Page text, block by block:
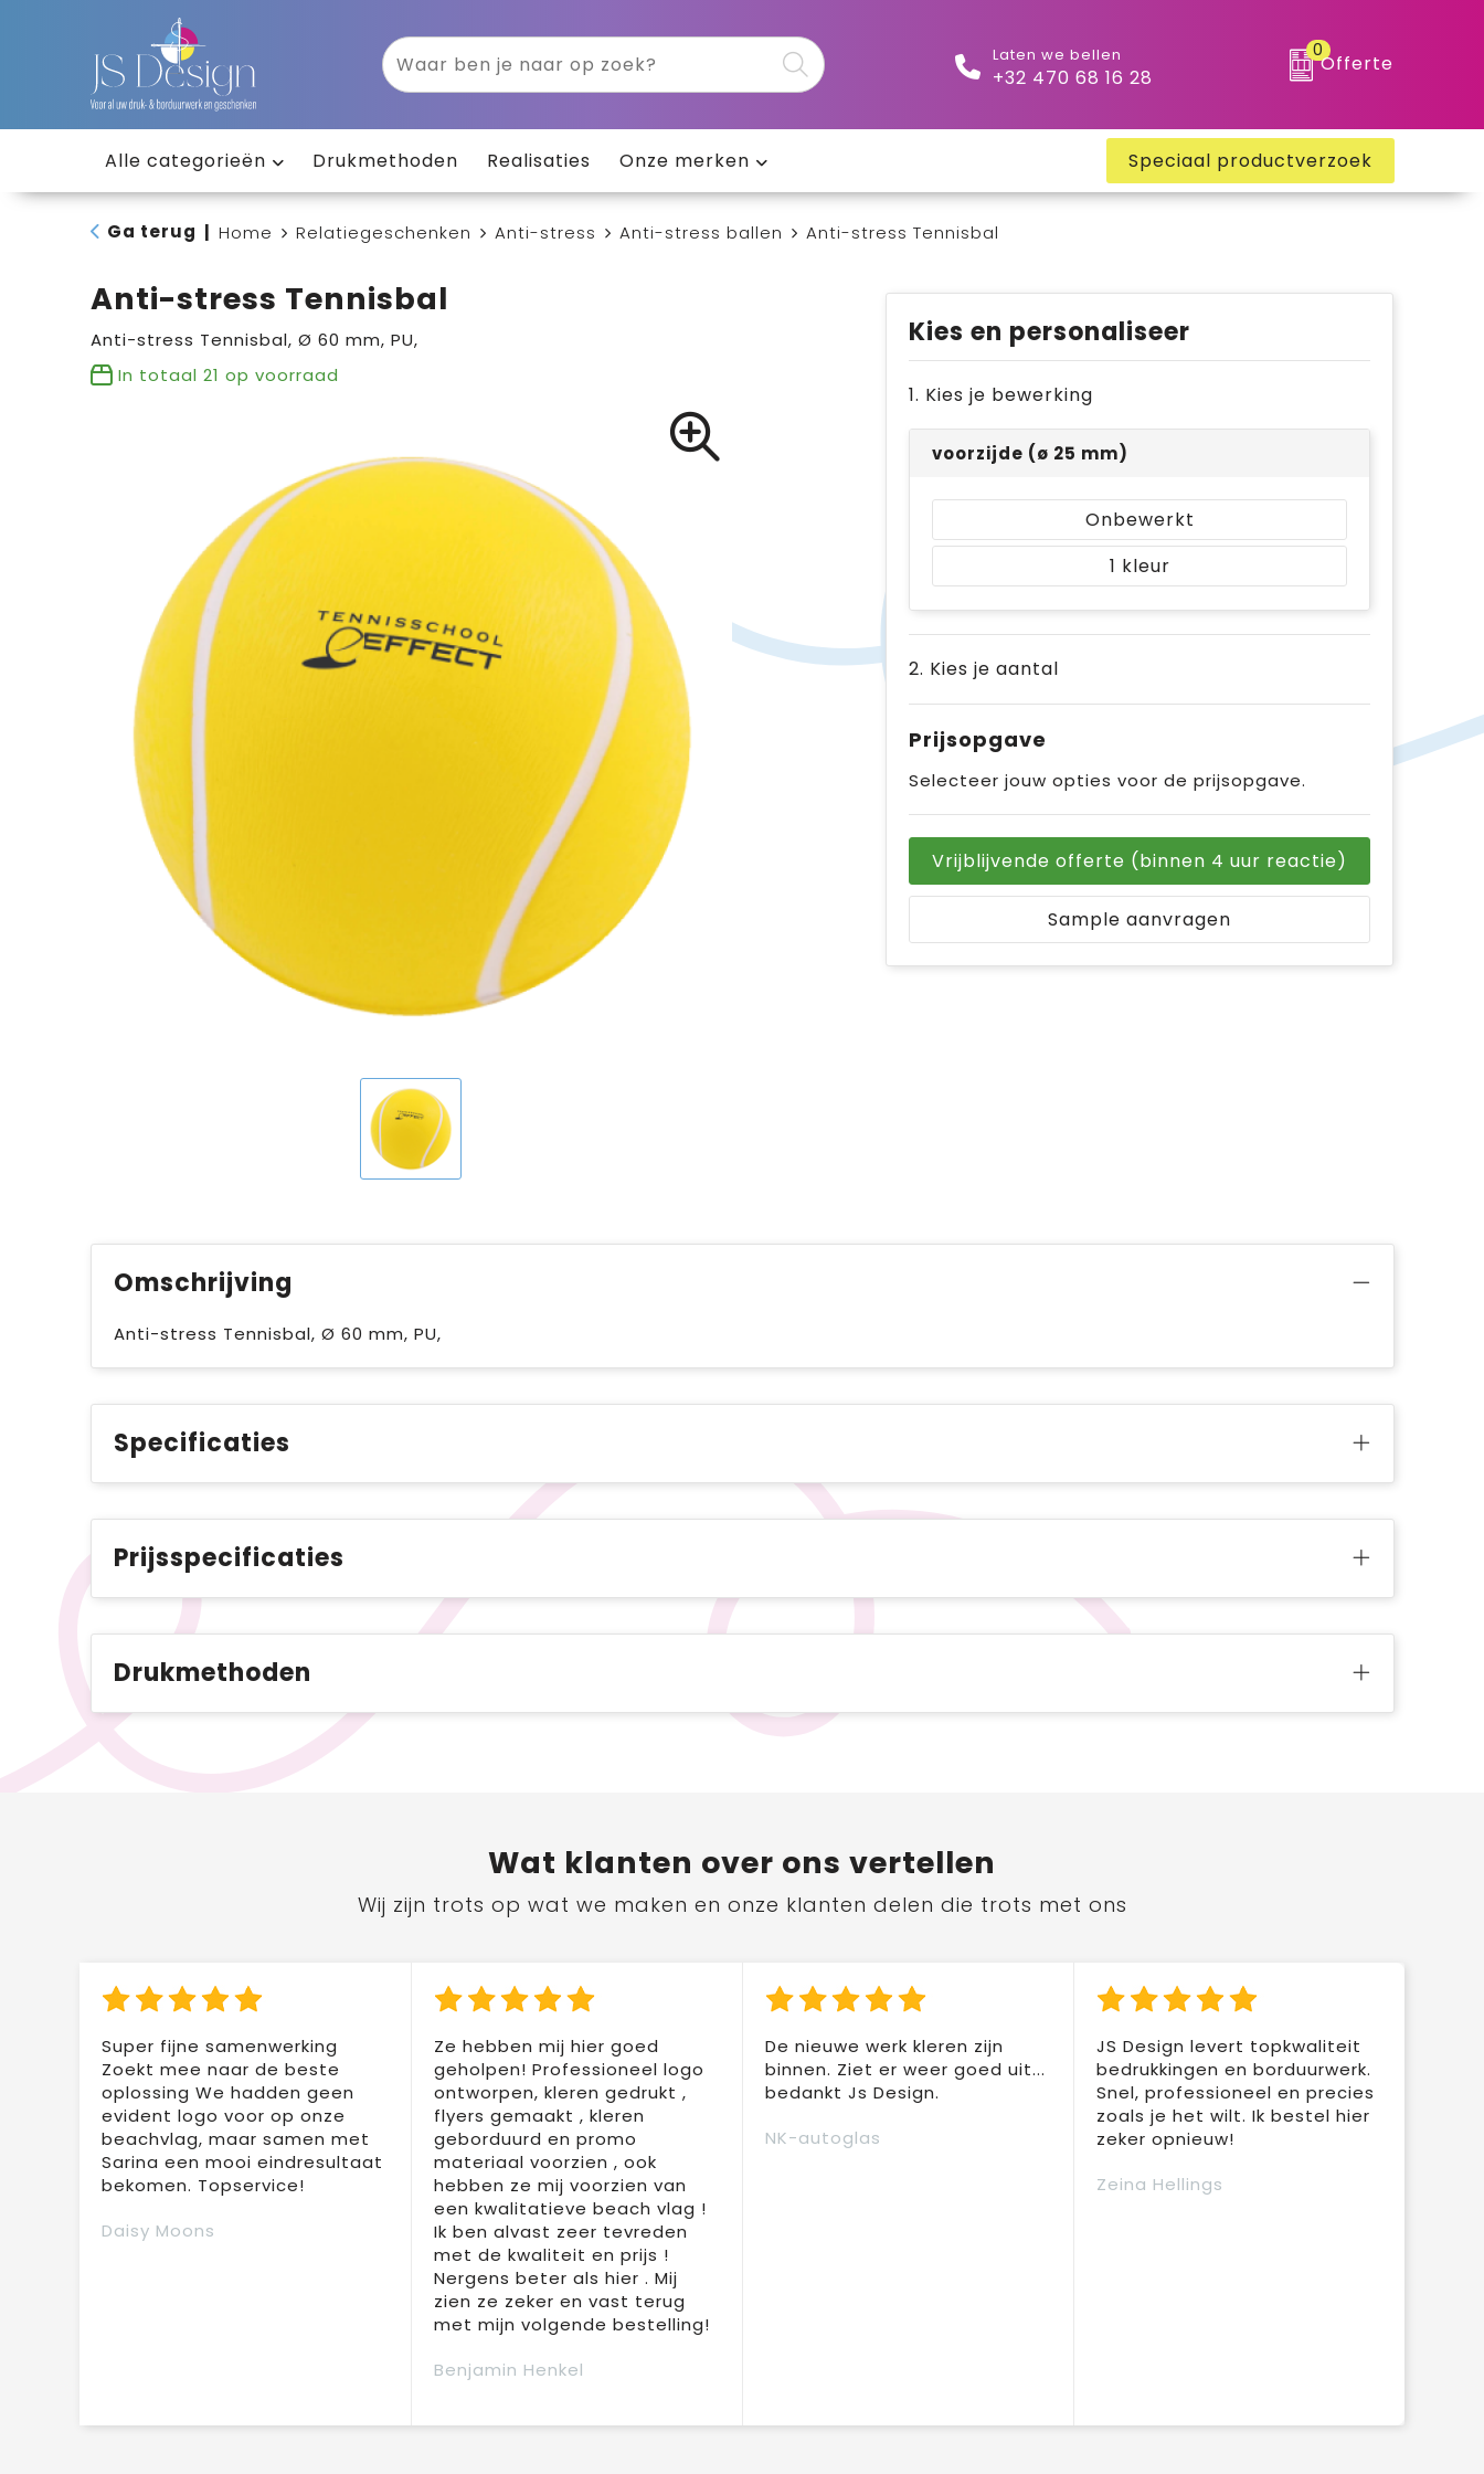
Laten we bellen
+32 470 68 16 28
0
Offerte
Alle categorieën Drukmethoden Realisaties Onze merken Speciaal productverzoek
Ga terug Home Relatiegeschenken Anti-stress Anti-stress ballen Anti-stress Tennisbal
Anti-stress Tennisbal
Anti-stress Tennisbal, Ø 60 mm, PU,
In totaal 21 op voorraad
Kies en personaliseer
1. Kies je bewerking
voorzijde (ø 25 mm)
Onbewerkt
1
2. Kies je aantal
Prijsopgave
Selecteer jouw opties voor de prijsopgave.
Vrijblijvende offerte (binnen 4 uur reactie)
Sample aanvragen
Omschrijving
Anti-stress Tennisbal, Ø 60 mm, PU,
Specificaties
Prijsspecificaties
Drukmethoden
Wat klanten over ons vertellen
Wij zijn trots op wat we maken en onze klanten delen die trots met ons
Super fijne samenwerking
Zoekt mee naar de beste
oplossing We hadden geen
evident logo voor op onze
beachvlag, maar samen met
Sarina een mooi eindresultaat
bekomen. Topservice!
Daisy Moons
Ze hebben mij hier goed
geholpen! Professioneel logo
ontworpen, kleren gedrukt ,
flyers gemaakt , kleren
geborduurd en promo
materiaal voorzien , ook
hebben ze mij voorzien van
een kwalitatieve beach vlag !
Ik ben alvast zeer tevreden
met de kwaliteit en prijs !
Nergens beter als hier . Mij
zien ze zeker en vast terug
met mijn volgende bestelling!
Benjamin Henkel
De nieuwe werk kleren zijn
binnen. Ziet er weer goed uit...
bedankt Js Design.
NK-autoglas
JS Design levert topkwaliteit
bedrukkingen en borduurwerk.
Snel, professioneel en precies
zoals je het wilt. Ik bestel hier
zeker opnieuw!
Zeina Hellings